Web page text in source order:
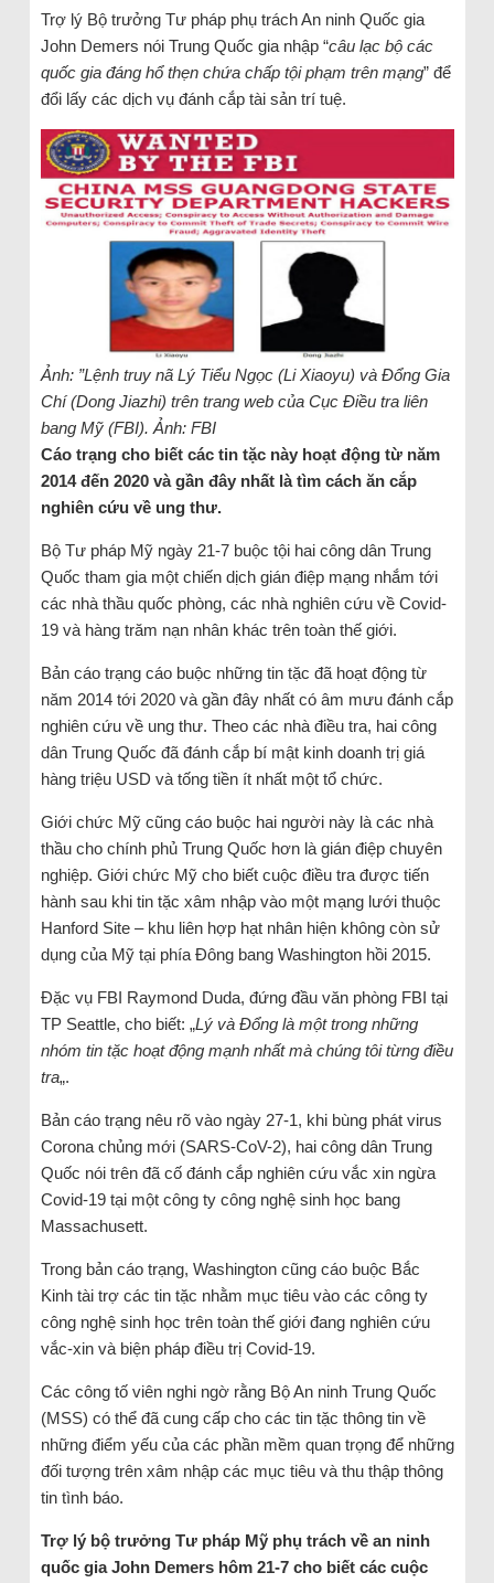
Trợ lý Bộ trưởng Tư pháp phụ trách An ninh Quốc gia
John Demers nói Trung Quốc gia nhập “câu lạc bộ các
quốc gia đáng hổ thẹn chứa chấp tội phạm trên mạng” để
đổi lấy các dịch vụ đánh cắp tài sản trí tuệ.
Ảnh: ”Lệnh truy nã Lý Tiểu Ngọc (Li Xiaoyu) và Đổng Gia
Chí (Dong Jiazhi) trên trang web của Cục Điều tra liên
bang Mỹ (FBI). Ảnh: FBI
Cáo trạng cho biết các tin tặc này hoạt động từ năm
2014 đến 2020 và gần đây nhất là tìm cách ăn cắp
nghiên cứu về ung thư.
Bộ Tư pháp Mỹ ngày 21-7 buộc tội hai công dân Trung
Quốc tham gia một chiến dịch gián điệp mạng nhắm tới
các nhà thầu quốc phòng, các nhà nghiên cứu về Covid-
19 và hàng trăm nạn nhân khác trên toàn thế giới.
Bản cáo trạng cáo buộc những tin tặc đã hoạt động từ
năm 2014 tới 2020 và gần đây nhất có âm mưu đánh cắp
nghiên cứu về ung thư. Theo các nhà điều tra, hai công
dân Trung Quốc đã đánh cắp bí mật kinh doanh trị giá
hàng triệu USD và tống tiền ít nhất một tổ chức.
Giới chức Mỹ cũng cáo buộc hai người này là các nhà
thầu cho chính phủ Trung Quốc hơn là gián điệp chuyên
nghiệp. Giới chức Mỹ cho biết cuộc điều tra được tiến
hành sau khi tin tặc xâm nhập vào một mạng lưới thuộc
Hanford Site – khu liên hợp hạt nhân hiện không còn sử
dụng của Mỹ tại phía Đông bang Washington hồi 2015.
Đặc vụ FBI Raymond Duda, đứng đầu văn phòng FBI tại
TP Seattle, cho biết: „Lý và Đổng là một trong những
nhóm tin tặc hoạt động mạnh nhất mà chúng tôi từng điều
tra„.
Bản cáo trạng nêu rõ vào ngày 27-1, khi bùng phát virus
Corona chủng mới (SARS-CoV-2), hai công dân Trung
Quốc nói trên đã cố đánh cắp nghiên cứu vắc xin ngừa
Covid-19 tại một công ty công nghệ sinh học bang
Massachusett.
Trong bản cáo trạng, Washington cũng cáo buộc Bắc
Kinh tài trợ các tin tặc nhằm mục tiêu vào các công ty
công nghệ sinh học trên toàn thế giới đang nghiên cứu
vắc-xin và biện pháp điều trị Covid-19.
Các công tố viên nghi ngờ rằng Bộ An ninh Trung Quốc
(MSS) có thể đã cung cấp cho các tin tặc thông tin về
những điểm yếu của các phần mềm quan trọng để những
đối tượng trên xâm nhập các mục tiêu và thu thập thông
tin tình báo.
Trợ lý bộ trưởng Tư pháp Mỹ phụ trách về an ninh
quốc gia John Demers hôm 21-7 cho biết các cuộc